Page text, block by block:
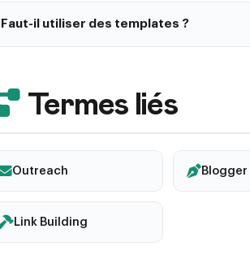
Faut-il utiliser des templates ?
minimum l'objet, la reference a un article
Termes liés
Outreach
Link Building